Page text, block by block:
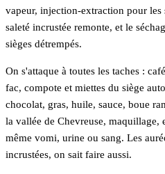
vapeur, injection-extraction pour les
saleté incrustée remonte, et le
sièges détrempés.
On s'attaque à toutes les taches :
fac, compote et miettes du siège
chocolat, gras, huile, sauce, boue
la vallée de Chevreuse,
même vomi, urine ou sang. Les
incrustées, on sait faire aussi.